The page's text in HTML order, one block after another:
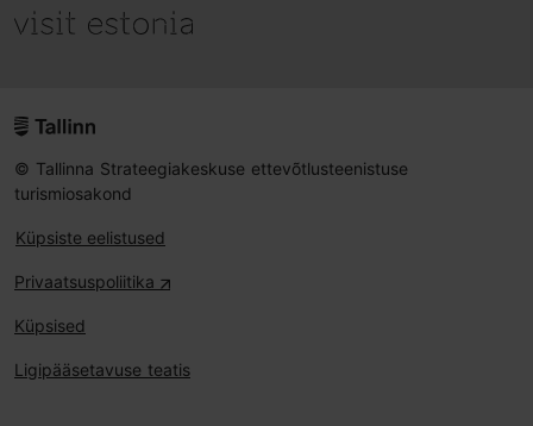
© Tallinna Strateegiakeskuse ettevõtlusteenistuse
turismiosakond
Küpsiste eelistused
Privaatsuspoliitika
Küpsised
Ligipääsetavuse teatis